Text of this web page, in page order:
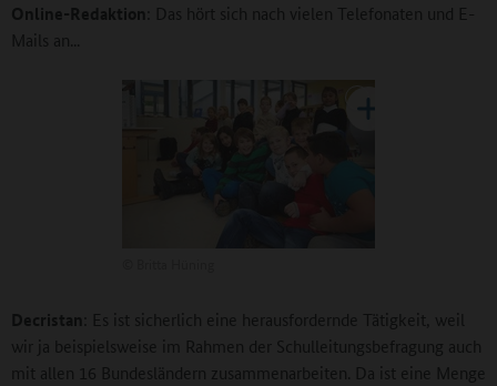
Online-Redaktion : Das hört sich nach vielen Telefonaten und E-
Mails an...
Decristan : Es ist sicherlich eine herausfordernde Tätigkeit, weil
wir ja beispielsweise im Rahmen der Schulleitungsbefragung auch
mit allen 16 Bundesländern zusammenarbeiten. Da ist eine Menge